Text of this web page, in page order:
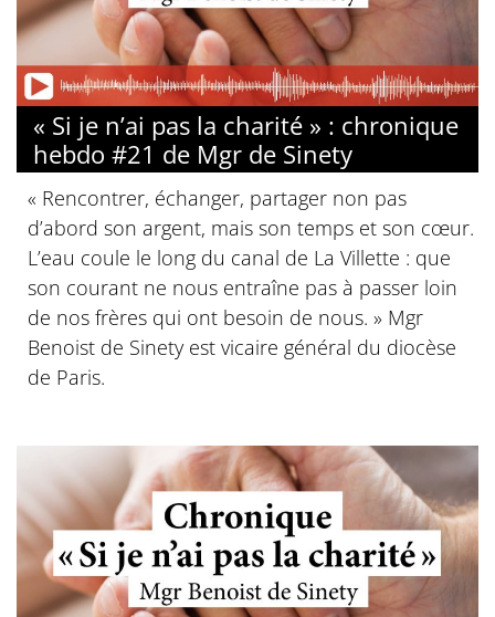
« Si je n’ai pas la charité » : chronique
hebdo #21 de Mgr de Sinety
« Rencontrer, échanger, partager non pas
d’abord son argent, mais son temps et son cœur.
L’eau coule le long du canal de La Villette : que
son courant ne nous entraîne pas à passer loin
de nos frères qui ont besoin de nous. » Mgr
Benoist de Sinety est vicaire général du diocèse
de Paris.